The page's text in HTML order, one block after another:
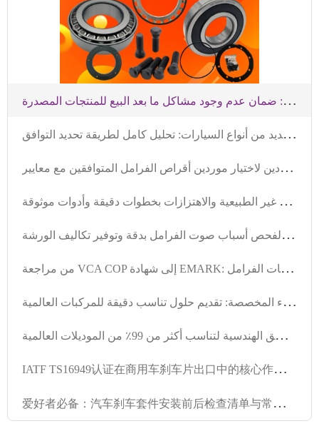
خ
طوات رئيسية لتركيب مجموعة الفرامل وفقرة فحص الجودة: ضمان عدم وجود مشاكل ما بعد البيع للمنتجات المصدرة
ك
يفية اختيار مجموعة الفرامل المناسبة للعديد من أنواع السيارات: تحليل كامل لطريقة تحديد التوافق
ق
رارات المشتريات الأساسية: نقاط تدقيق الموردين لاختيار موردين أقراص الفرامل المتوافقين مع معايير IATF
د
ليـل تركيب قرص الفرامل الاحترافي: تجنب الأصوات غير الطبيعية والاهتزازات بخطوات دقيقة وأدوات موثوقة
ل
ا تغير قرص الفرامل بدون سبب! 3 خطوات لفحص أسباب صوت الفرامل بدقة وتوفير تكاليف الورشة
م
ن مراجعة VCA COP إلى شهادة EMARK: تفاصيل كامل عملية تصنيف مجموعات الفرامل
خ
دمة تطبيق مواصفات براغي الفرامل عالية الأداء المخصصة: تقديم حلول تناسب دقيقة للمركبات العالمية
ت
حديات تنوع واجهات نظام الكبح: ابتكار تصميم قرص الكبح و المنطق الهندسية لتناسب أكثر من 99٪ من الموديلات العالمية
I
ATF TS16949认证在商用车刹车片出口中的核心作用与合规要点
爱
好者必备：汽车刹车套件安装前后检查清单与常见误区